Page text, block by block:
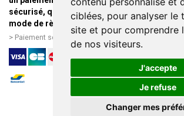
ciblées, pour analyser le
site et pour comprendre
de nos visiteurs.
J'accepte
Je refuse
Changer mes
sécurisé, quel que soit le
mode de règlement
Paiement sécurisé et simple
point
Livraison